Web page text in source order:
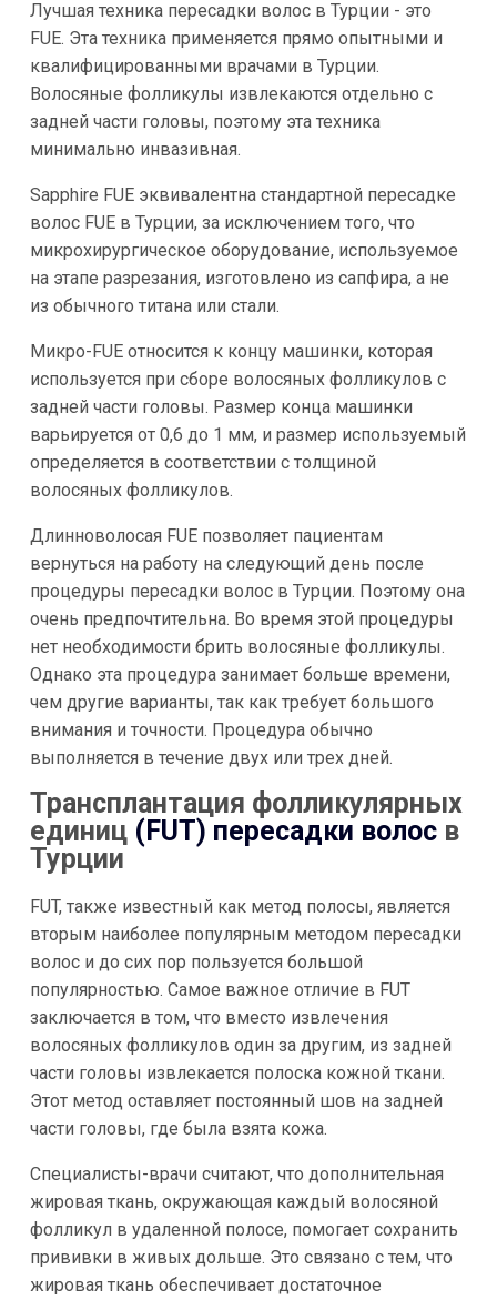
Лучшая техника пересадки волос в Турции - это
FUE. Эта техника применяется прямо опытными и
квалифицированными врачами в Турции.
Волосяные фолликулы извлекаются отдельно с
задней части головы, поэтому эта техника
минимально инвазивная.
Sapphire FUE эквивалентна стандартной пересадке
волос FUE в Турции, за исключением того, что
микрохирургическое оборудование, используемое
на этапе разрезания, изготовлено из сапфира, а не
из обычного титана или стали.
Микро-FUE относится к концу машинки, которая
используется при сборе волосяных фолликулов с
задней части головы. Размер конца машинки
варьируется от 0,6 до 1 мм, и размер используемый
определяется в соответствии с толщиной
волосяных фолликулов.
Длинноволосая FUE позволяет пациентам
вернуться на работу на следующий день после
процедуры пересадки волос в Турции. Поэтому она
очень предпочтительна. Во время этой процедуры
нет необходимости брить волосяные фолликулы.
Однако эта процедура занимает больше времени,
чем другие варианты, так как требует большого
внимания и точности. Процедура обычно
выполняется в течение двух или трех дней.
Трансплантация фолликулярных
единиц (FUT) пересадки волос в
Турции
FUT, также известный как метод полосы, является
вторым наиболее популярным методом пересадки
волос и до сих пор пользуется большой
популярностью. Самое важное отличие в FUT
заключается в том, что вместо извлечения
волосяных фолликулов один за другим, из задней
части головы извлекается полоска кожной ткани.
Этот метод оставляет постоянный шов на задней
части головы, где была взята кожа.
Специалисты-врачи считают, что дополнительная
жировая ткань, окружающая каждый волосяной
фолликул в удаленной полосе, помогает сохранить
прививки в живых дольше. Это связано с тем, что
жировая ткань обеспечивает достаточное